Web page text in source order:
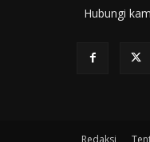
Hubungi